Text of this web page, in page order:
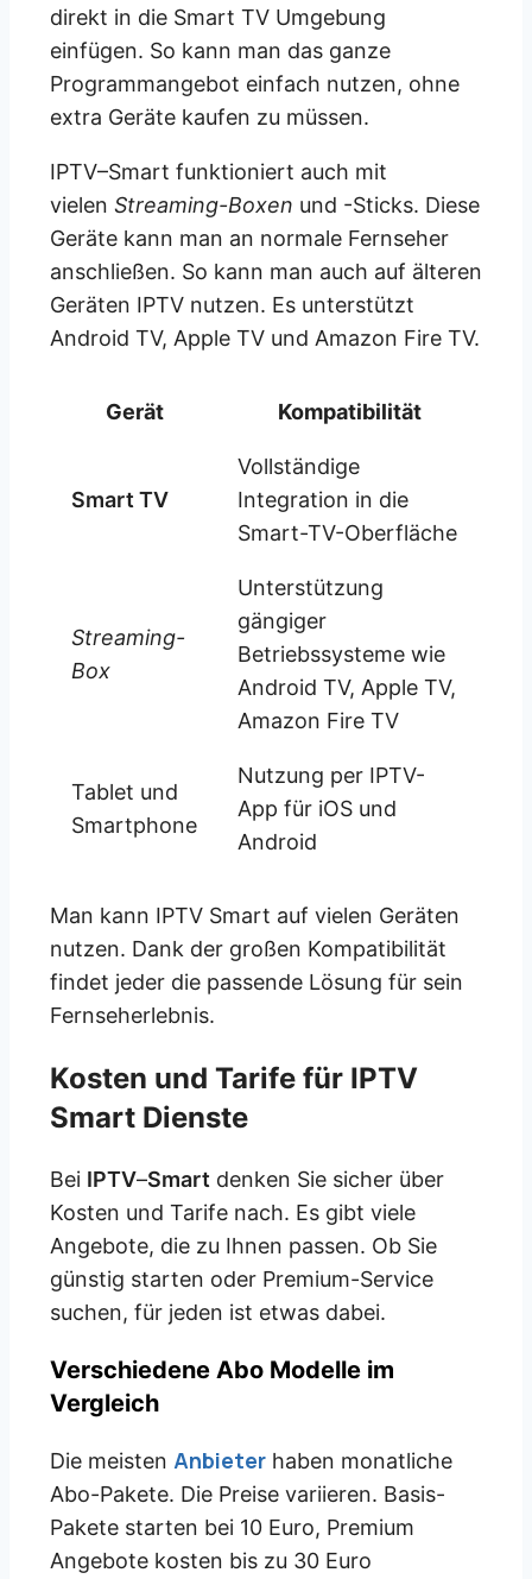
direkt in die Smart TV Umgebung
einfügen. So kann man das ganze
Programmangebot einfach nutzen, ohne
extra Geräte kaufen zu müssen.
IPTV–Smart funktioniert auch mit
vielen Streaming-Boxen und -Sticks. Diese
Geräte kann man an normale Fernseher
anschließen. So kann man auch auf älteren
Geräten IPTV nutzen. Es unterstützt
Android TV, Apple TV und Amazon Fire TV.
Gerät Kompatibilität
Smart TV
Vollständige
Integration in die
Smart-TV-Oberfläche
Streaming-
Box
Unterstützung
gängiger
Betriebssysteme wie
Android TV, Apple TV,
Amazon Fire TV
Tablet und
Smartphone
Nutzung per IPTV-
App für iOS und
Android
Man kann IPTV Smart auf vielen Geräten
nutzen. Dank der großen Kompatibilität
findet jeder die passende Lösung für sein
Fernseherlebnis.
Kosten und Tarife für IPTV
Smart Dienste
Bei IPTV–Smart denken Sie sicher über
Kosten und Tarife nach. Es gibt viele
Angebote, die zu Ihnen passen. Ob Sie
günstig starten oder Premium-Service
suchen, für jeden ist etwas dabei.
Verschiedene Abo Modelle im
Vergleich
Die meisten Anbieter haben monatliche
Abo-Pakete. Die Preise variieren. Basis-
Pakete starten bei 10 Euro, Premium
Angebote kosten bis zu 30 Euro